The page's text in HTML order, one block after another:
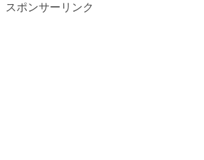
スポンサーリンク